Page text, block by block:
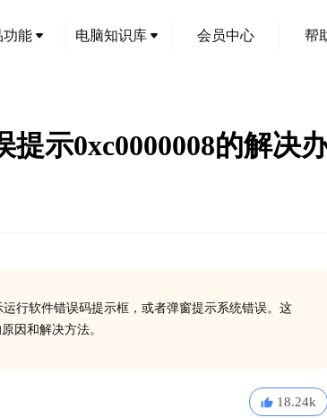
功能 电脑知识库 会员中心 帮
示0xc0000008的解决
行软件错误码提示框，或者弹窗提示系统错误。这
因和解决方法。
18.24k